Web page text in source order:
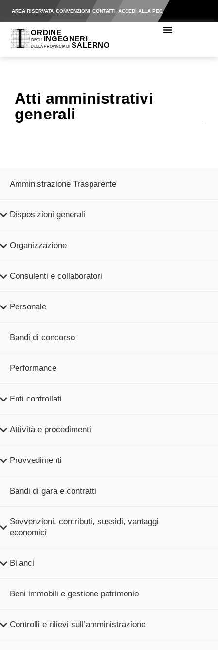
AREA RISERVATA CONVENZIONI CONTATTI ACCEDI ALLA PEC
Atti amministrativi
generali
Amministrazione Trasparente
Disposizioni generali
Organizzazione
Consulenti e collaboratori
Personale
Bandi di concorso
Performance
Enti controllati
Attività e procedimenti
Provvedimenti
Bandi di gara e contratti
Sovvenzioni, contributi, sussidi, vantaggi
economici
Bilanci
Beni immobili e gestione patrimonio
Controlli e rilievi sull’amministrazione